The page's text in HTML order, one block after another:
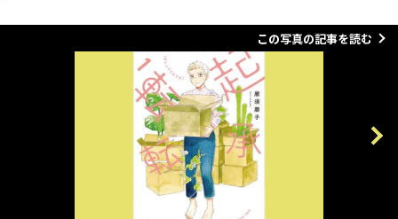
この写真の記事を読む
Next